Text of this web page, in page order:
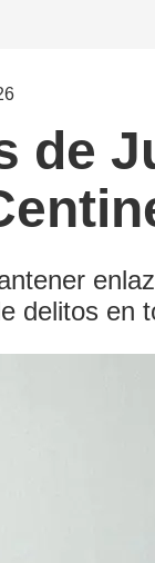
de
delitos en